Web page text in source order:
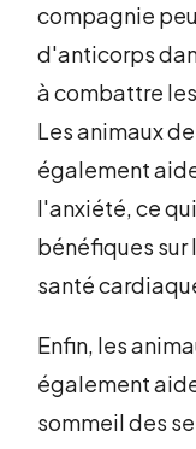
compagnie
d'anticorps
à combattre
Les animaux
également
l'anxiété, ce
bénéfiques sur
santé
Enfin, les
également
sommeil des